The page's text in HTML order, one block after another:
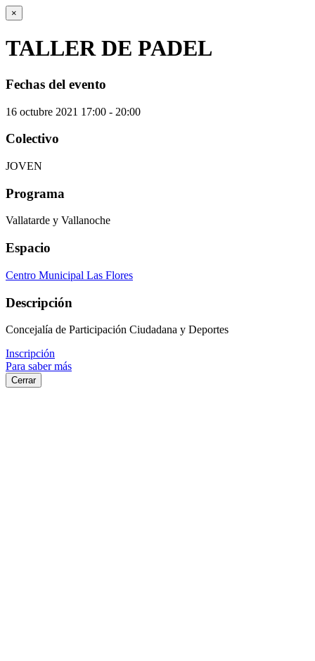
×
TALLER DE PADEL
Fechas del evento
16 octubre 2021 17:00 - 20:00
Colectivo
JOVEN
Programa
Vallatarde y Vallanoche
Espacio
Centro Municipal Las Flores
Descripción
Concejalía de Participación Ciudadana y Deportes
Inscripción
Para saber más
Cerrar